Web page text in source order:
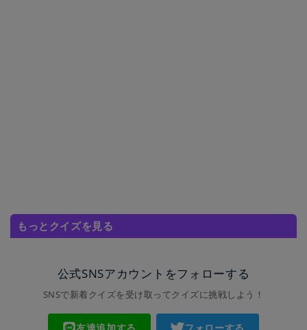
もっとクイズを見る
公式SNSアカウントをフォローする
SNSで新着クイズを受け取ってクイズに挑戦しよう！